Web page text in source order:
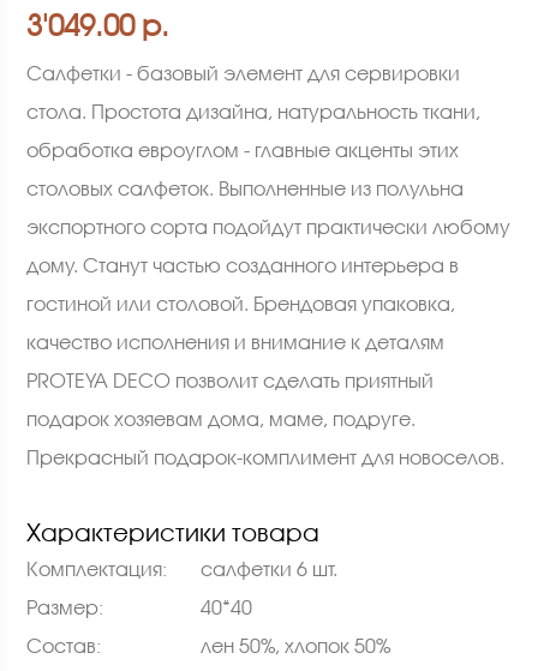
3'049.00 р.
Салфетки - базовый элемент для сервировки
стола. Простота дизайна, натуральность ткани,
обработка евроуглом - главные акценты этих
столовых салфеток. Выполненные из полульна
экспортного сорта подойдут практически любому
дому. Станут частью созданного интерьера в
гостиной или столовой. Брендовая упаковка,
качество исполнения и внимание к деталям
PROTEYA DECO позволит сделать приятный
подарок хозяевам дома, маме, подруге.
Прекрасный подарок-комплимент для новоселов.
Характеристики товара
Комплектация:
салфетки 6 шт.
Размер:
40*40
Состав:
лен 50%, хлопок 50%